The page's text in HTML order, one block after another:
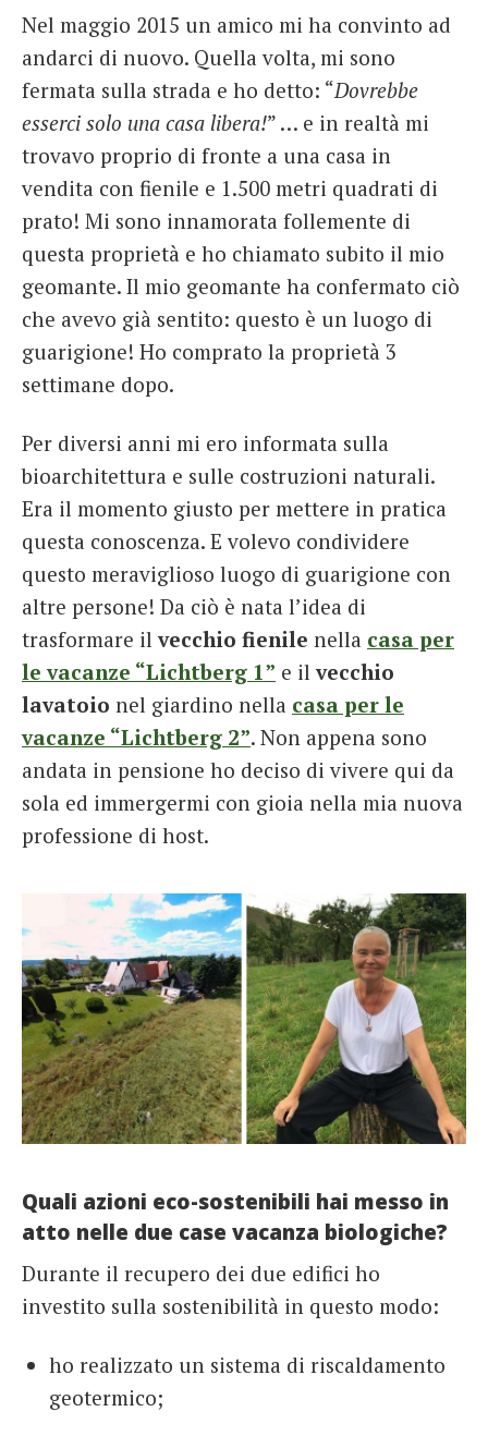
Nel maggio 2015 un amico mi ha convinto ad
andarci di nuovo. Quella volta, mi sono
fermata sulla strada e ho detto: “Dovrebbe
esserci solo una casa libera!” … e in realtà mi
trovavo proprio di fronte a una casa in
vendita con fienile e 1.500 metri quadrati di
prato! Mi sono innamorata follemente di
questa proprietà e ho chiamato subito il mio
geomante. Il mio geomante ha confermato ciò
che avevo già sentito: questo è un luogo di
guarigione! Ho comprato la proprietà 3
settimane dopo.
Per diversi anni mi ero informata sulla
bioarchitettura e sulle costruzioni naturali.
Era il momento giusto per mettere in pratica
questa conoscenza. E volevo condividere
questo meraviglioso luogo di guarigione con
altre persone! Da ciò è nata l’idea di
trasformare ilvecchio fienile nella casa per
le vacanze “Lichtberg 1” e ilvecchio
lavatoio nel giardino nella casa per le
vacanze “Lichtberg 2”. Non appena sono
andata in pensione ho deciso di vivere qui da
sola ed immergermi con gioia nella mia nuova
professione di host.
Quali azioni eco-sostenibili hai messo in
atto nelle due case vacanza biologiche?
Durante il recupero dei due edifici ho
investito sulla sostenibilità in questo modo:
ho realizzato un sistema di riscaldamento
geotermico;